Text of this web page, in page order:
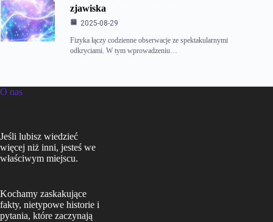
zjawiska
2025-08-29
Fizyka łączy codzienne obserwacje ze spektakularnymi
odkryciami. W tym wprowadzeniu…
O nas
Jeśli lubisz wiedzieć
więcej niż inni, jesteś we
właściwym miejscu.
Kochamy zaskakujące
fakty, nietypowe historie i
pytania, które zaczynają